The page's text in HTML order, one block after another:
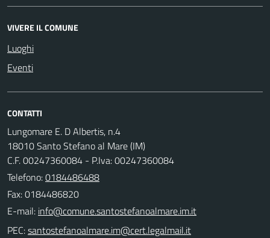
VIVERE IL COMUNE
Luoghi
Eventi
CONTATTI
Lungomare E. D Albertis, n.4
18010 Santo Stefano al Mare (IM)
C.F. 00247360084 - P.Iva: 00247360084
Telefono:0184486488
Fax: 0184486820
E-mail:
PEC: